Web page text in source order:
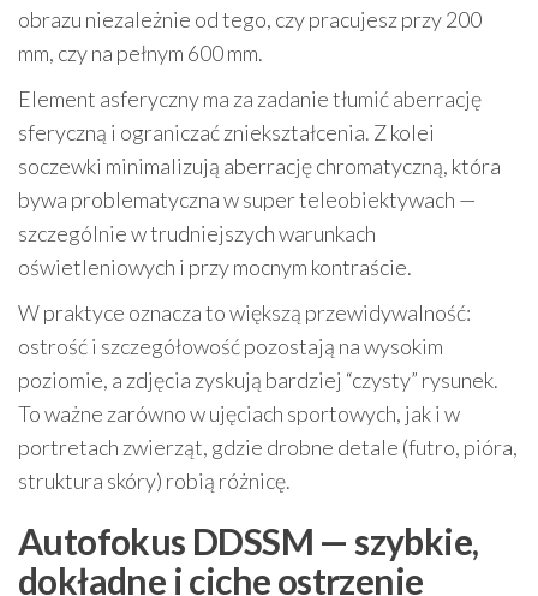
obrazu niezależnie od tego, czy pracujesz przy 200
mm, czy na pełnym 600 mm.
Element asferyczny ma za zadanie tłumić aberrację
sferyczną i ograniczać zniekształcenia. Z kolei
soczewki minimalizują aberrację chromatyczną, która
bywa problematyczna w super teleobiektywach —
szczególnie w trudniejszych warunkach
oświetleniowych i przy mocnym kontraście.
W praktyce oznacza to większą przewidywalność:
ostrość i szczegółowość pozostają na wysokim
poziomie, a zdjęcia zyskują bardziej “czysty” rysunek.
To ważne zarówno w ujęciach sportowych, jak i w
portretach zwierząt, gdzie drobne detale (futro, pióra,
struktura skóry) robią różnicę.
Autofokus DDSSM — szybkie,
dokładne i ciche ostrzenie